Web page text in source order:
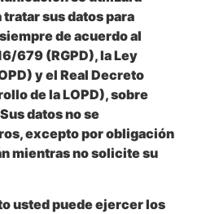
sus datos para
de acuerdo al
679 (RGPD), la Ley
y el Real Decreto
de la LOPD), sobre
datos no se
excepto por obligación
mientras no solicite su
usted puede ejercer los